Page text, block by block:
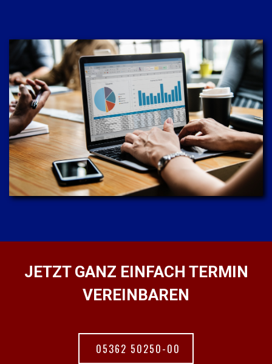
JETZT GANZ EINFACH TERMIN
VEREINBAREN
05362 50250-00